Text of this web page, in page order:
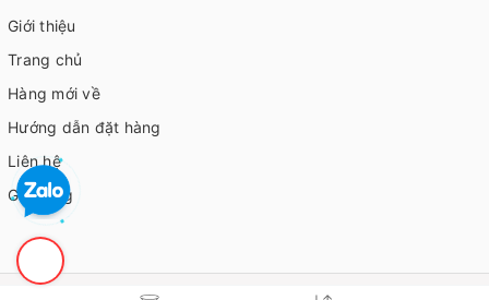
Giới thiệu
Trang chủ
Hàng mới về
Hướng dẫn đặt hàng
Liên hệ
Giỏ hàng
© Bản quyền thuộc về HVIP